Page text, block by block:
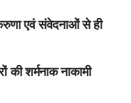
एवं संवेदनाओं से ही
की शर्मनाक नाकामी